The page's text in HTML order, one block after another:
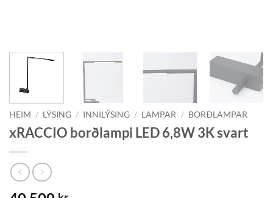
HEIM / LÝSING / INNILÝSING / LAMPAR / BORÐLAMPAR
xRACCIO borðlampi LED 6,8W 3K svart